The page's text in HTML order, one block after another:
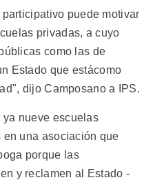
puede motivar
privadas, a cuyo
como las de
Estado que estácomo
dijo Camposano a IPS.
ya nueve escuelas
una asociación que
porque las
y reclamen al Estado -